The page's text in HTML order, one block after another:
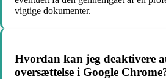
vigtige dokumenter.
Hvordan kan jeg deaktivere
oversættelse i Google